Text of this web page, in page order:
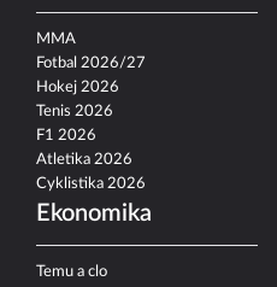
MMA
Fotbal 2026/27
Hokej 2026
Tenis 2026
F1 2026
Atletika 2026
Cyklistika 2026
Ekonomika
Temu a clo